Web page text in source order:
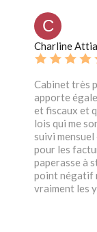
C
Charline Attia
Cabinet très
apporte
et fiscaux et
lois qui me
suivi
pour les
paperasse à
point négatif
vraiment les